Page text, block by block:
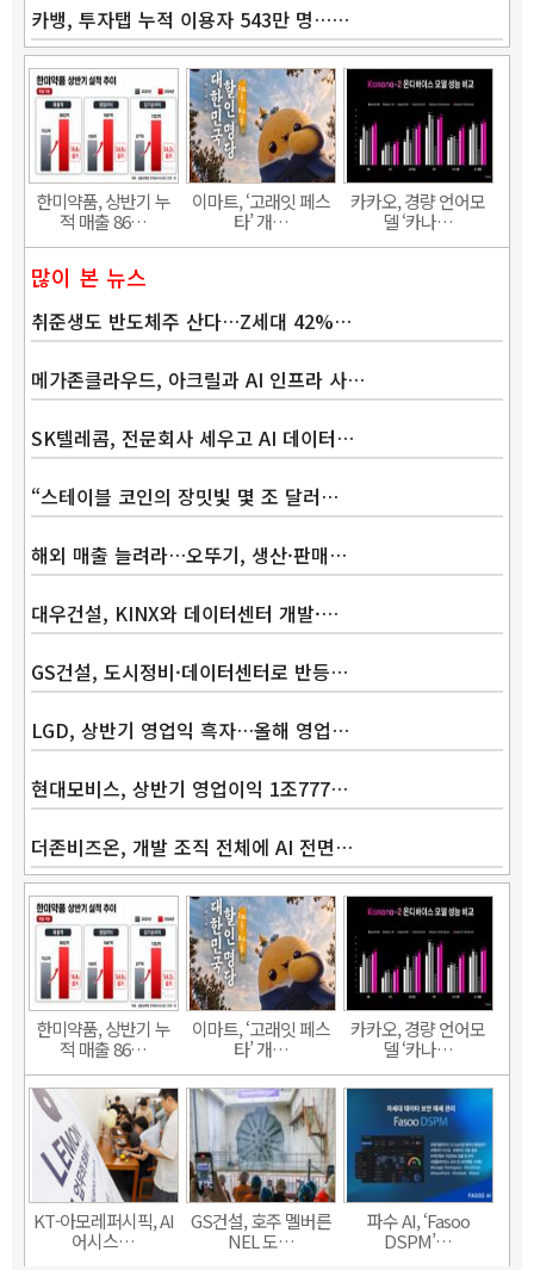
카뱅, 투자탭 누적 이용자 543만 명……
한미약품, 상반기 누
적 매출 86…
이마트, ‘고래잇 페스
타’ 개…
카카오, 경량 언어모
델 ‘카나…
많이 본 뉴스
취준생도 반도체주 산다…Z세대 42%…
메가존클라우드, 아크릴과 AI 인프라 사…
SK텔레콤, 전문회사 세우고 AI 데이터…
“스테이블 코인의 장밋빛 몇 조 달러…
해외 매출 늘려라…오뚜기, 생산·판매…
대우건설, KINX와 데이터센터 개발·…
GS건설, 도시정비·데이터센터로 반등…
LGD, 상반기 영업익 흑자…올해 영업…
현대모비스, 상반기 영업이익 1조777…
더존비즈온, 개발 조직 전체에 AI 전면…
한미약품, 상반기 누
적 매출 86…
이마트, ‘고래잇 페스
타’ 개…
카카오, 경량 언어모
델 ‘카나…
KT-아모레퍼시픽, AI
어시스…
GS건설, 호주 멜버른
NEL 도…
파수 AI, ‘Fasoo
DSPM’…